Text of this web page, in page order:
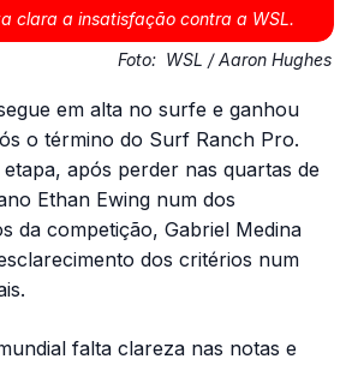
clara a insatisfação contra a WSL.
Foto: WSL / Aaron Hughes
em alta no surfe e ganhou
o término do Surf Ranch Pro.
após perder nas quartas de
Ethan Ewing num dos
da competição, Gabriel Medina
dos critérios num
falta clareza nas notas e